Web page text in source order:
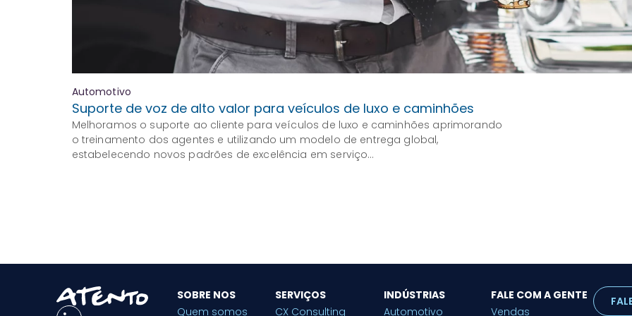
Automotivo
Suporte de voz de alto valor para veículos de luxo e caminhões
Melhoramos o suporte ao cliente para veículos de luxo e caminhões aprimorando
o treinamento dos agentes e utilizando um modelo de entrega global,
estabelecendo novos padrões de excelência em serviço…
SOBRE NOS
Quem somos
SERVIÇOS
CX Consulting
INDÚSTRIAS
Automotivo
FALE COM A GENTE
Vendas